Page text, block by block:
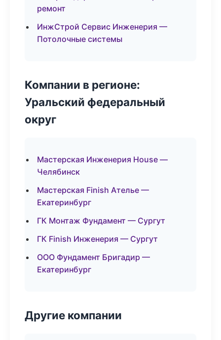
ремонт
ИнжСтрой Сервис Инженерия —
Потолочные системы
Компании в регионе:
Уральский федеральный
округ
Мастерская Инженерия House —
Челябинск
Мастерская Finish Ателье —
Екатеринбург
ГК Монтаж Фундамент — Сургут
ГК Finish Инженерия — Сургут
ООО Фундамент Бригадир —
Екатеринбург
Другие компании